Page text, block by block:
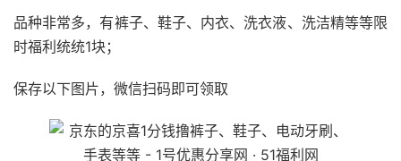
品种非常多，有裤子、鞋子、内衣、洗衣液、洗洁精等等限
时福利统统1块；
保存以下图片，微信扫码即可领取